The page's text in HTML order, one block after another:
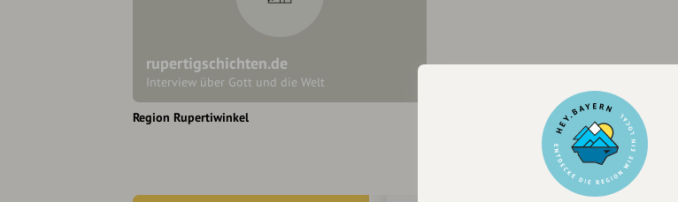
rupertigschichten.de
Interview über Gott und die Welt
Region Rupertiwinkel